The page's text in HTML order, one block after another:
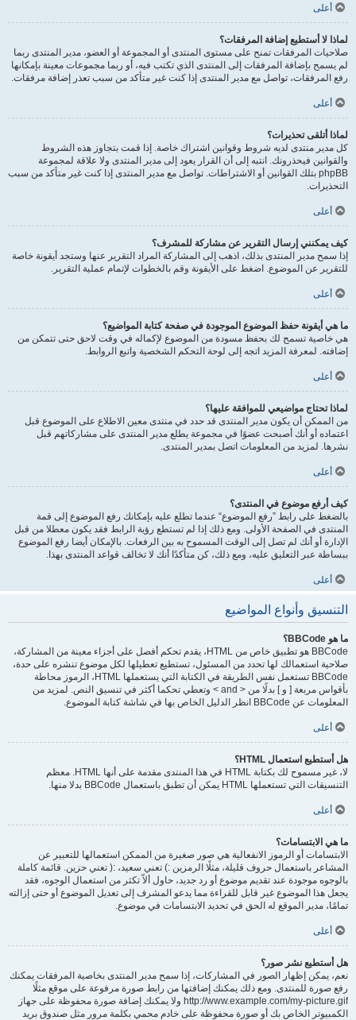
أعلى
لماذا لا أستطيع إضافة المرفقات؟
صلاحيات المرفقات تمنح على مستوى المنتدى أو المجموعة أو العضو، مدير المنتدى ربما
لم يسمح بإضافة المرفقات إلى المنتدى الذي تكتب فيه، أو ربما مجموعات معينة بإمكانها
رفع المرفقات، تواصل مع مدير المنتدى إذا كنت غير متأكد من سبب تعذر إضافة مرفقات.
أعلى
لماذا أتلقى تحذيرات؟
كل مدير منتدى لديه شروط وقوانين اشتراك خاصة. إذا قمت بتجاوز هذه الشروط
والقوانين فيحذرونك. انتبه إلى أن القرار يعود إلى مدير المنتدى ولا علاقة لمجموعة
phpBB بتلك القوانين أو الاشتراطات. تواصل مع مدير المنتدى إذا كنت غير متأكد من سبب
التحذيرات.
أعلى
كيف يمكنني إرسال التقرير عن مشاركة للمشرف؟
إذا سمح مدير المنتدى بذلك، اذهب إلى المشاركة المراد التقرير عنها وستجد أيقونة خاصة
للتقرير عن الموضوع. اضغط على الأيقونة وقم بالخطوات لإتمام عملية التقرير.
أعلى
ما هي أيقونة حفظ الموضوع الموجودة في صفحة كتابة المواضيع؟
هي خاصية تسمح لك بحفظ مسودة من الموضوع لإكماله في وقت لاحق حتى تتمكن من
إضافته. لمعرفة المزيد اتجه إلى لوحة التحكم الشخصية واتبع الروابط.
أعلى
لماذا تحتاج مواضيعي للموافقة عليها؟
من الممكن أن يكون مدير المنتدى قد حدد في منتدى معين الاطلاع على الموضوع قبل
اعتماده أو أنك أصبحت عضوًا في مجموعة يطلع مدير المنتدى على مشاركاتهم قبل
نشرها. لمزيد من المعلومات اتصل بمدير المنتدى.
أعلى
كيف أرفع موضوع في المنتدى؟
بالضغط على رابط ”رفع الموضوع“ عندما تطلع عليه بإمكانك رفع الموضوع إلى قمة
المنتدى في الصفحة الأولى. ومع ذلك إذا لم تستطع رؤية الرابط فقد يكون معطلا من قبل
الإدارة أو أنك لم تصل إلى الوقت المسموح به بين الرفعات. بالإمكان أيضا رفع الموضوع
ببساطة عبر التعليق عليه، ومع ذلك، كن متأكدًا أنك لا تخالف قواعد المنتدى بهذا.
أعلى
التنسيق وأنواع المواضيع
ما هو BBCode؟
BBCode هو تطبيق خاص من HTML، يقدم تحكم أفصل على أجزاء معينة من المشاركة،
صلاحية استعمالك لها تحدد من المسئول، تستطيع تعطيلها لكل موضوع تنشره على حدة،
BBCode تستعمل نفس الطريقة في الكتابة التي يستعملها HTML، الرموز محاطة
بأقواس مربعة [ و ] بدلًا من < and > وتعطي تحكما أكثر في تنسيق النص. لمزيد من
المعلومات عن BBCode انظر الدليل الخاص بها في شاشة كتابة الموضوع.
أعلى
هل أستطيع استعمال HTML؟
لا، غير مسموح لك بكتابة HTML في هذا المنتدى مقدمة على أنها HTML. معظم
التنسيقات التي تستعملها HTML يمكن أن تطبق باستعمال BBCode بدلا منها.
أعلى
ما هي الابتسامات؟
الابتسامات أو الرموز الانفعالية هي صور صغيرة من الممكن استعمالها للتعبير عن
المشاعر باستعمال حروف قليلة، مثلًا الرمزين :) تعني سعيد، :( تعني حزين. قائمة كاملة
بالوجوه موجودة عند تقديم موضوع أو رد جديد، حاول ألاّ تكثر من استعمال الوجوه، فقد
يجعل هذا الموضوع غير قابل للقراءة مما يدعو المشرف إلى تعديل الموضوع أو حتى إزالته
تمامًا، مدير الموقع له الحق في تحديد الابتسامات في موضوع.
أعلى
هل أستطيع نشر صور؟
نعم، يمكن إظهار الصور في المشاركات، إذا سمح مدير المنتدى بخاصية المرفقات يمكنك
رفع صورة للمنتدى. ومع ذلك يمكنك إضافتها من رابط صورة مرفوعة على موقع مثلًا
http://www.example.com/my-picture.gif ولا يمكنك إضافة صورة محفوظة على جهاز
الكمبيوتر الخاص بك أو صورة محفوظة على خادم محمي بكلمة مرور مثل صندوق بريد